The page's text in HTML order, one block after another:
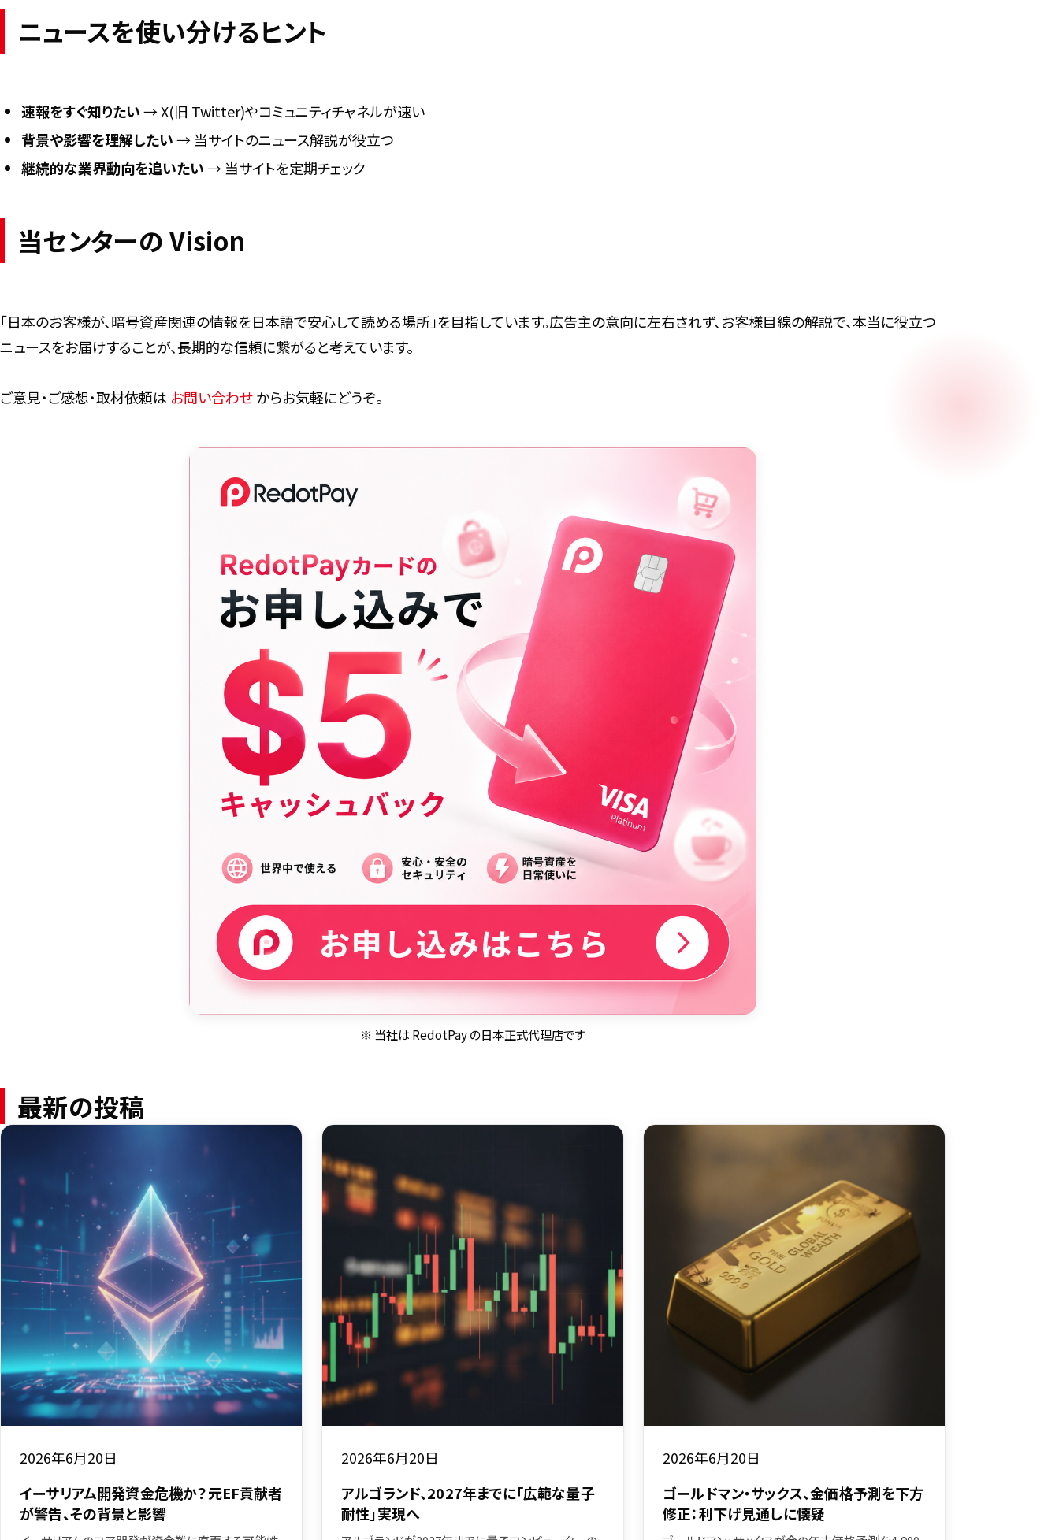
ニュースを使い分けるヒント
速報をすぐ知りたい→ X(旧 Twitter)やコミュニティチャネルが速い
背景や影響を理解したい→ 当サイトのニュース解説が役立つ
継続的な業界動向を追いたい→ 当サイトを定期チェック
当センターの Vision
「日本のお客様が、暗号資産関連の情報を日本語で安心して読める場所」を目指しています。広告主の意向に左右されず、お客様目線の解説で、本当に役立つ
ニュースをお届けすることが、長期的な信頼に繋がると考えています。
ご意見・ご感想・取材依頼は お問い合わせからお気軽にどうぞ。
※ 当社は RedotPay の日本正式代理店です
最新の投稿
2026年6月20日
イーサリアム開発資金危機か？元EF貢献者
が警告、その背景と影響
2026年6月20日
アルゴランド、2027年までに「広範な量子
耐性」実現へ
2026年6月20日
ゴールドマン・サックス、金価格予測を下方
修正：利下げ見通しに懐疑